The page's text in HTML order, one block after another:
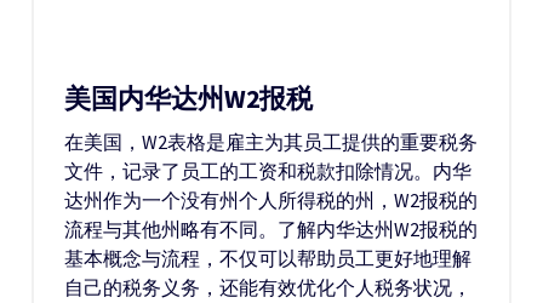
美国内华达州W2报税
在美国，W2表格是雇主为其员工提供的重要税务
文件，记录了员工的工资和税款扣除情况。内华
达州作为一个没有州个人所得税的州，W2报税的
流程与其他州略有不同。了解内华达州W2报税的
基本概念与流程，不仅可以帮助员工更好地理解
自己的税务义务，还能有效优化个人税务状况，